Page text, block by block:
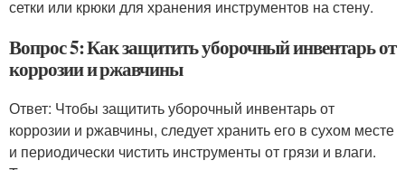
сетки или крюки для хранения инструментов на стену.
Вопрос 5: Как защитить уборочный инвентарь от
коррозии и ржавчины
Ответ: Чтобы защитить уборочный инвентарь от
коррозии и ржавчины, следует хранить его в сухом месте
и периодически чистить инструменты от грязи и влаги.